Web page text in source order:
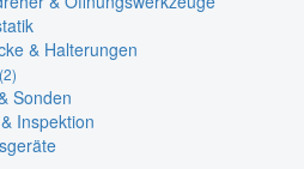
& Halterungen
(2)
Sonden
Inspektion